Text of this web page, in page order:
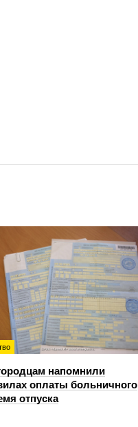
напомнили
оплаты больничного
отпуска